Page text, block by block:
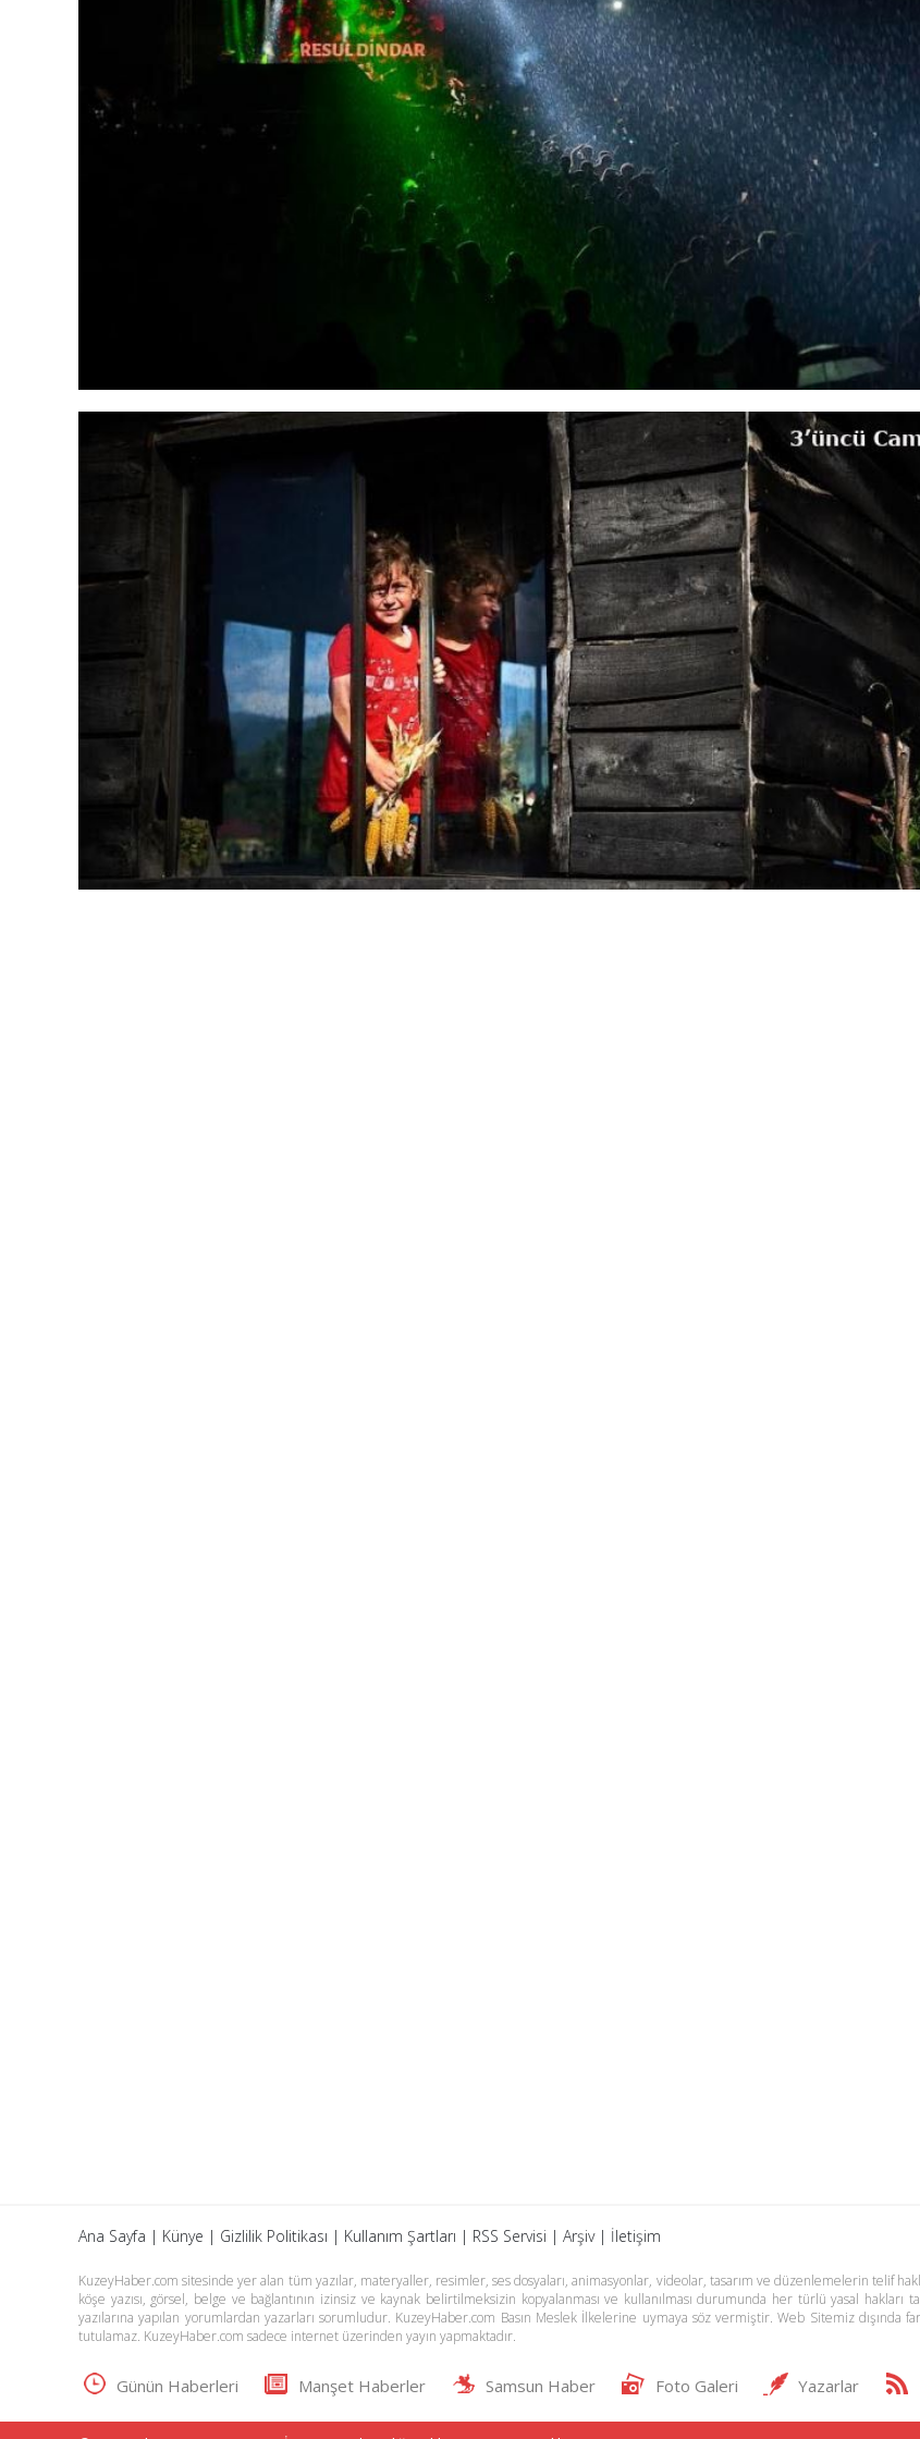
Ana Sayfa | Künye | Gizlilik Politikası | Kullanım Şartları | RSS Servisi | Arşiv| İletişim
KuzeyHaber.com sitesinde yer alan tüm yazılar, materyaller, resimler, ses dosyaları, animasyonlar, videolar, tasarım ve düzenlemelerin telif
köşe yazısı, görsel, belge ve bağlantının izinsiz ve kaynak belirtilmeksizin kopyalanması ve kullanılması durumunda her türlü yasal hakları
yazılarına yapılan yorumlardan yazarları sorumludur. KuzeyHaber.com Basın Meslek İlkelerine uymaya söz vermiştir. Web Sitemiz
tutulamaz. KuzeyHaber.com sadece internet üzerinden yayın yapmaktadır.
Günün Haberleri Manşet Haberler Samsun Haber Foto Galeri Yazarlar